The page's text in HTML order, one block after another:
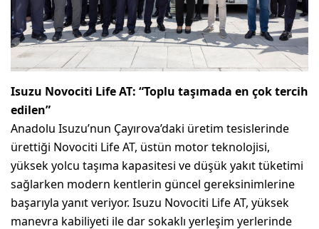
Isuzu Novociti Life AT: “Toplu taşımada en çok tercih
edilen”
Anadolu Isuzu’nun Çayırova’daki üretim tesislerinde
ürettiği Novociti Life AT, üstün motor teknolojisi,
yüksek yolcu taşıma kapasitesi ve düşük yakıt tüketimi
sağlarken modern kentlerin güncel gereksinimlerine
başarıyla yanıt veriyor. Isuzu Novociti Life AT, yüksek
manevra kabiliyeti ile dar sokaklı yerleşim yerlerinde